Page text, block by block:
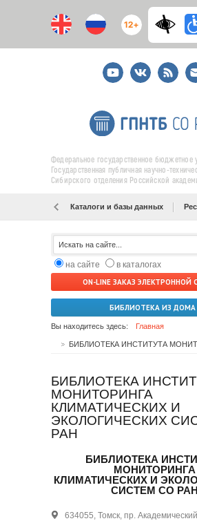
12+
YoutubeВКонтакте
RSS
E-
Федеральное государственное бюджетное
Государственная публичная научно-
Сибирского отделения Российской
Каталоги и базы данных
на сайте
в каталогах
ON-LINE ЗАКАЗ ЭЛЕКТРОННОЙ
БИБЛИОТЕКА ИЗ ДОМА
Вы находитесь здесь: Главная
БИБЛИОТЕКА
МОНИТОРИНГА
КЛИМАТИЧЕСКИХ И
ЭКОЛОГИЧЕСКИХ
РАН
БИБЛИОТЕКА
МОНИТОРИНГА
КЛИМАТИЧЕСКИХ И
СИСТЕМ СО РАН
634055, Томск, пр.